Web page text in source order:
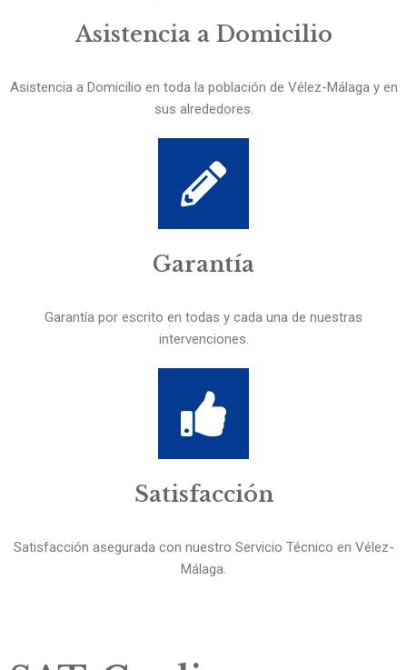
Asistencia a Domicilio
Asistencia a Domicilio en toda la población de Vélez-Málaga y en
sus alrededores.
Garantía
Garantía por escrito en todas y cada una de nuestras
intervenciones.
Satisfacción
Satisfacción asegurada con nuestro Servicio Técnico en Vélez-
Málaga.